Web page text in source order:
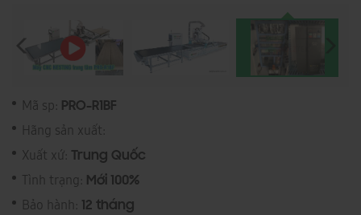
Mã sp: PRO-R1BF
Hãng sản xuất:
Xuất xứ: Trung Quốc
Tình trạng: Mới 100%
Bảo hành: 12 tháng